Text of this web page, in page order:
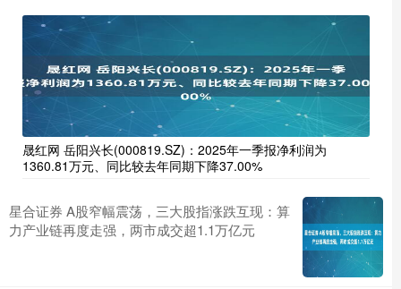
晟红网 岳阳兴长(000819.SZ)：2025年一季报净利润为
1360.81万元、同比较去年同期下降37.00%
星合证券 A股窄幅震荡，三大股指涨跌互现：算
力产业链再度走强，两市成交超1.1万亿元